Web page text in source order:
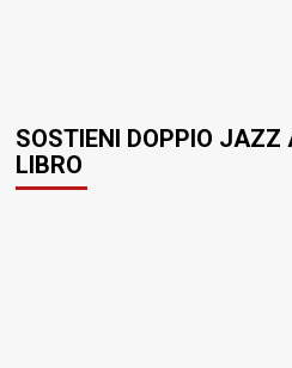
SOSTIENI DOPPIO JAZZ
LIBRO